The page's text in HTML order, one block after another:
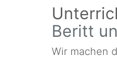
Beritt
Wir machen